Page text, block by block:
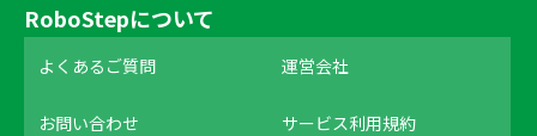
RoboStepについて
よくあるご質問 運営会社
お問い合わせ サービス利用規約